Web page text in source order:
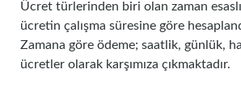
Ücret türlerinden biri olan zaman
ücretin çalışma süresine göre
Zamana göre ödeme; saatlik, günlük,
ücretler olarak karşımıza çıkmaktadır.